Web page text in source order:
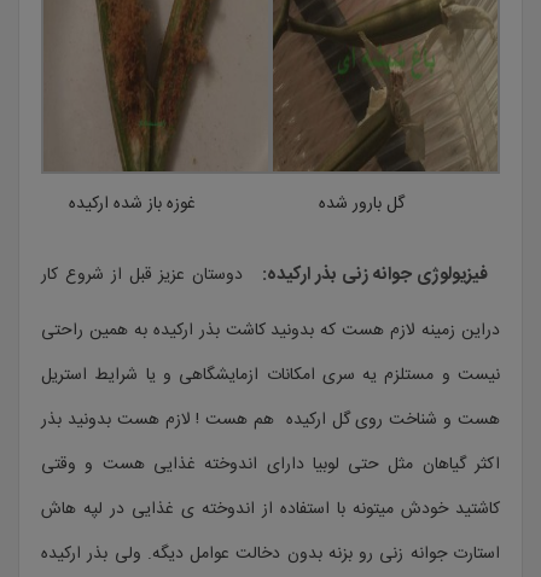
گل بارور شده غوزه باز شده ارکیده
فیزیولوژی جوانه زنی بذر ارکیده:
دوستان عزیز قبل از شروع کار
دراین زمینه لازم هست که بدونید کاشت بذر ارکیده به همین راحتی
نیست و مستلزم یه سری امکانات ازمایشگاهی و یا شرایط استریل
هست و شناخت روی گل ارکیده هم هست ! لازم هست بدونید بذر
اکثر گیاهان مثل حتی لوبیا دارای اندوخته غذایی هست و وقتی
کاشتید خودش میتونه با استفاده از اندوخته ی غذایی در لپه هاش
استارت جوانه زنی رو بزنه بدون دخالت عوامل دیگه. ولی بذر ارکیده